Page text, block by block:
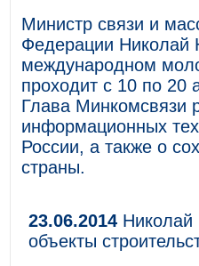
Министр связи и
Федерации Николай
международном
проходит с 10 по 20
Глава Минкомсвязи
информационных
России, а также о
страны.
23.06.2014 Николай
объекты